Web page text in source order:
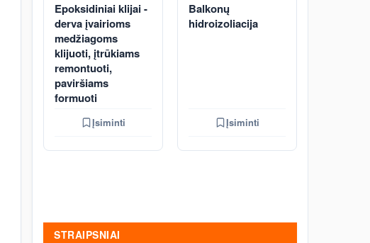
Epoksidiniai klijai -
derva įvairioms
medžiagoms
klijuoti, įtrūkiams
remontuoti,
paviršiams
formuoti
Įsiminti
Balkonų
hidroizoliacija
Įsiminti
STRAIPSNIAI